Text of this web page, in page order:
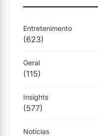
Entretenimento
(623)
Geral
(115)
Insights
(577)
Notícias